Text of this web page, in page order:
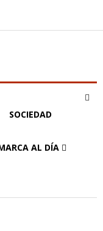
SOCIEDAD
AL DÍA